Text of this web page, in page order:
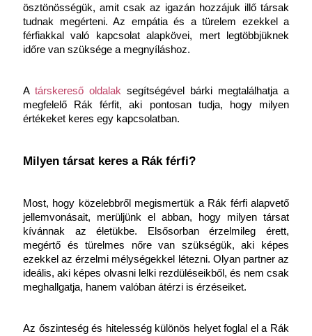
ösztönösségük, amit csak az igazán hozzájuk illő társak
tudnak megérteni. Az empátia és a türelem ezekkel a
férfiakkal való kapcsolat alapkövei, mert legtöbbjüknek
időre van szüksége a megnyíláshoz.
A társkereső oldalak segítségével bárki megtalálhatja a
megfelelő Rák férfit, aki pontosan tudja, hogy milyen
értékeket keres egy kapcsolatban.
Milyen társat keres a Rák férfi?
Most, hogy közelebbről megismertük a Rák férfi alapvető
jellemvonásait, merüljünk el abban, hogy milyen társat
kívánnak az életükbe. Elsősorban érzelmileg érett,
megértő és türelmes nőre van szükségük, aki képes
ezekkel az érzelmi mélységekkel létezni. Olyan partner az
ideális, aki képes olvasni lelki rezdüléseikből, és nem csak
meghallgatja, hanem valóban átérzi is érzéseiket.
Az őszinteség és hitelesség különös helyet foglal el a Rák